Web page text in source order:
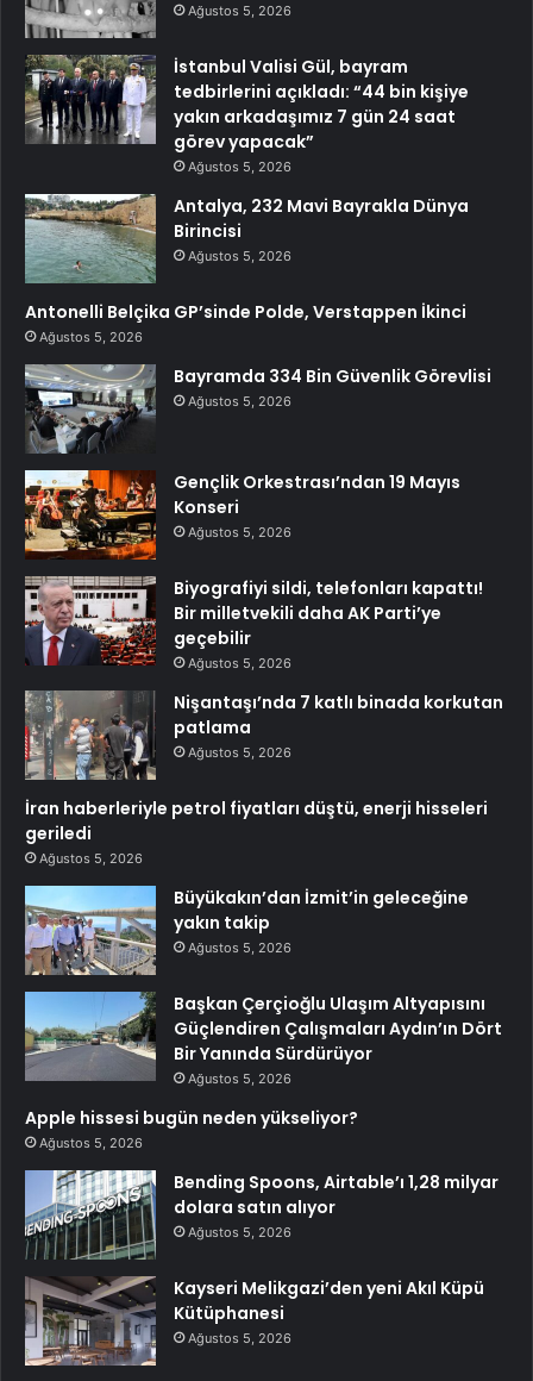
Ağustos 5, 2026
İstanbul Valisi Gül, bayram
tedbirlerini açıkladı: “44 bin kişiye
yakın arkadaşımız 7 gün 24 saat
görev yapacak”
Ağustos 5, 2026
Antalya, 232 Mavi Bayrakla Dünya
Birincisi
Ağustos 5, 2026
Antonelli Belçika GP’sinde Polde, Verstappen İkinci
Ağustos 5, 2026
Bayramda 334 Bin Güvenlik Görevlisi
Ağustos 5, 2026
Gençlik Orkestrası’ndan 19 Mayıs
Konseri
Ağustos 5, 2026
Biyografiyi sildi, telefonları kapattı!
Bir milletvekili daha AK Parti’ye
geçebilir
Ağustos 5, 2026
Nişantaşı’nda 7 katlı binada korkutan
patlama
Ağustos 5, 2026
İran haberleriyle petrol fiyatları düştü, enerji hisseleri
geriledi
Ağustos 5, 2026
Büyükakın’dan İzmit’in geleceğine
yakın takip
Ağustos 5, 2026
Başkan Çerçioğlu Ulaşım Altyapısını
Güçlendiren Çalışmaları Aydın’ın Dört
Bir Yanında Sürdürüyor
Ağustos 5, 2026
Apple hissesi bugün neden yükseliyor?
Ağustos 5, 2026
Bending Spoons, Airtable’ı 1,28 milyar
dolara satın alıyor
Ağustos 5, 2026
Kayseri Melikgazi’den yeni Akıl Küpü
Kütüphanesi
Ağustos 5, 2026